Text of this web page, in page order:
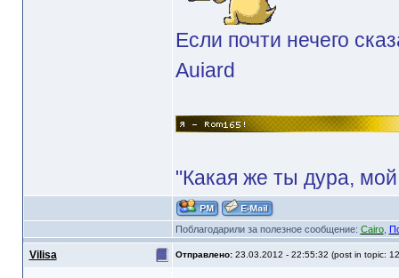
Если почти нечего
Auiard
"Какая же ты дура,
Поблагодарили за полезное сообщение: Cairo,
Vilisa Отправлено: 23.03.2012 - 22:55:32 (post in topic: